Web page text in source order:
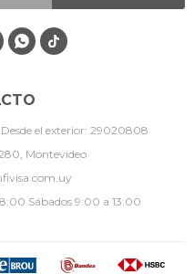
el exterior: 29020808
Montevideo
Sábados 9:00 a 13:00
